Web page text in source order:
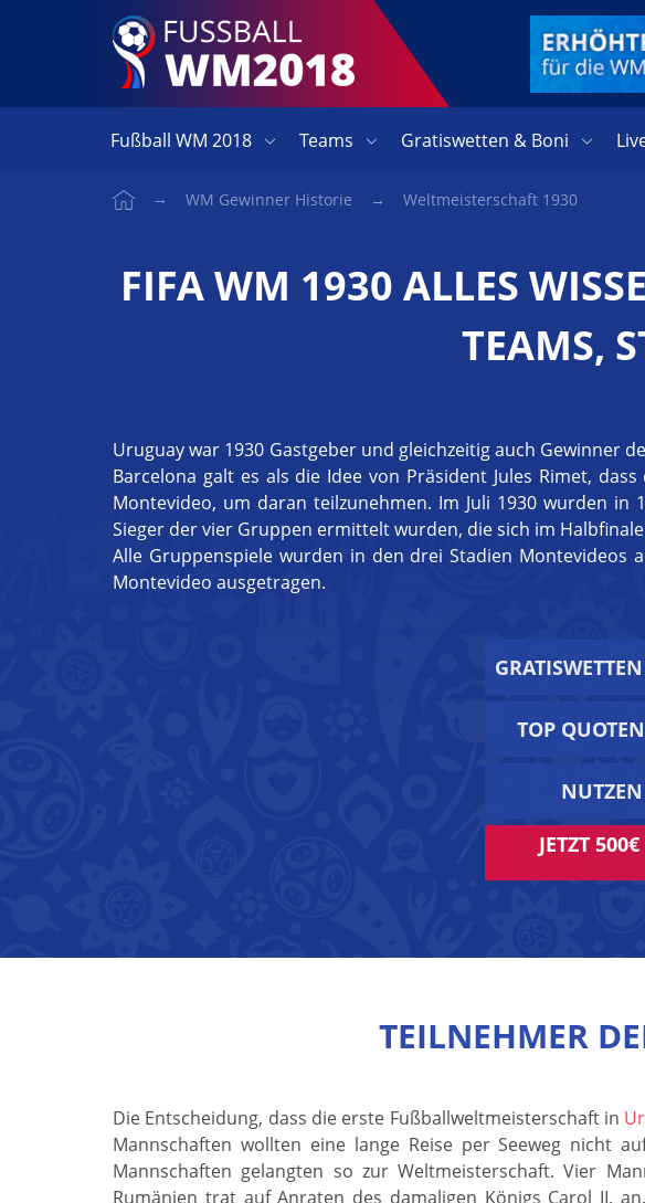
Fußball WM 2018 Teams Gratiswetten & Boni
WM Gewinner Historie Weltmeisterschaft 1930
FIFA WM 1930 ALLES
TEAMS,
Uruguay war 1930 Gastgeber und gleichzeitig auch Gewinner
Barcelona galt es als die Idee von Präsident Jules Rimet,
Montevideo, um daran teilzunehmen. Im Juli 1930 wurden
Sieger der vier Gruppen ermittelt wurden, die sich im
Alle Gruppenspiele wurden in den drei Stadien Montevideos
Montevideo ausgetragen.
TOP
NUTZEN
JETZT
TEILNEHMER
Die Entscheidung, dass die erste Fußballweltmeisterschaft in
Mannschaften wollten eine lange Reise per Seeweg nicht
Mannschaften gelangten so zur Weltmeisterschaft. Vier
Rumänien trat auf Anraten des damaligen Königs Carol II.